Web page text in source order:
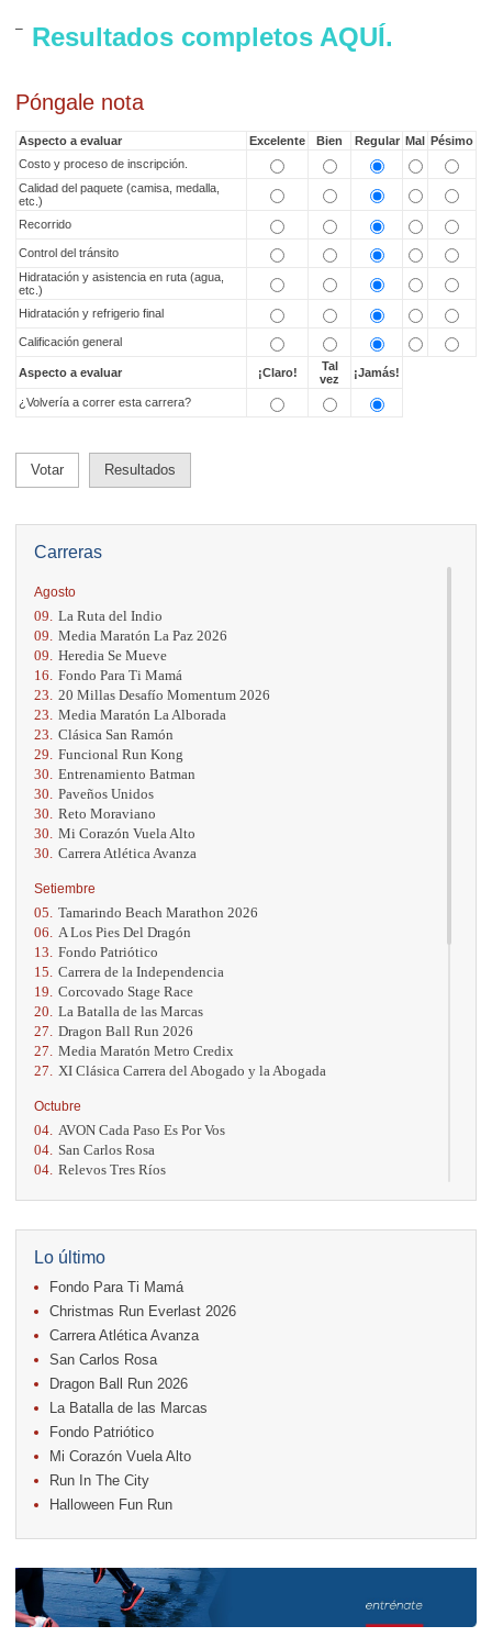
Carreras
Agosto
09. La Ruta del Indio
09. Media Maratón La Paz 2026
09. Heredia Se Mueve
16. Fondo Para Ti Mamá
23. 20 Millas Desafío Momentum 2026
23. Media Maratón La Alborada
23. Clásica San Ramón
29. Funcional Run Kong
30. Entrenamiento Batman
30. Paveños Unidos
30. Reto Moraviano
30. Mi Corazón Vuela Alto
30. Carrera Atlética Avanza
Setiembre
05. Tamarindo Beach Marathon 2026
06.
A Los Pies Del Dragón
13. Fondo Patriótico
15. Carrera de la Independencia
19. Corcovado Stage Race
20. La Batalla de las Marcas
27. Dragon Ball Run 2026
27. Media Maratón Metro Credix
27.
XI Clásica Carrera del Abogado y la Abogada
Octubre
04. AVON Cada Paso Es Por Vos
04. San Carlos Rosa
04. Relevos Tres Ríos
17. Caribe Paradise Run
18.
Casa Turire Trail Run
18. Warriors Run Circuit
18. Samsung Jacó Beach Half Marathon 2026
25. KRun by Under Armour
25. Run Alajuela
Noviembre
08. Lindora Run
15. Entre Pan y Rosas
Diciembre
06. Trail Vulcania 2026
12. Media Maratón Puntarenas 2026
Lo último
Fondo Para Ti Mamá
Christmas Run Everlast 2026
Carrera Atlética Avanza
San Carlos Rosa
Dragon Ball Run 2026
La Batalla de las Marcas
Fondo Patriótico
Mi Corazón Vuela Alto
Run In The City
Halloween Fun Run
Resultados completos AQUÍ.
Póngale nota
Aspecto a evaluar Excelente Bien Regular Mal Pésimo
Costo y proceso de inscripción.
Calidad del paquete (camisa, medalla,
etc.)
Recorrido
Control del tránsito
Hidratación y asistencia en ruta (agua,
etc.)
Hidratación y refrigerio final
Calificación general
Aspecto a evaluar ¡Claro!
Tal
vez
¡Jamás!
¿Volvería a correr esta carrera?
Votar Resultados